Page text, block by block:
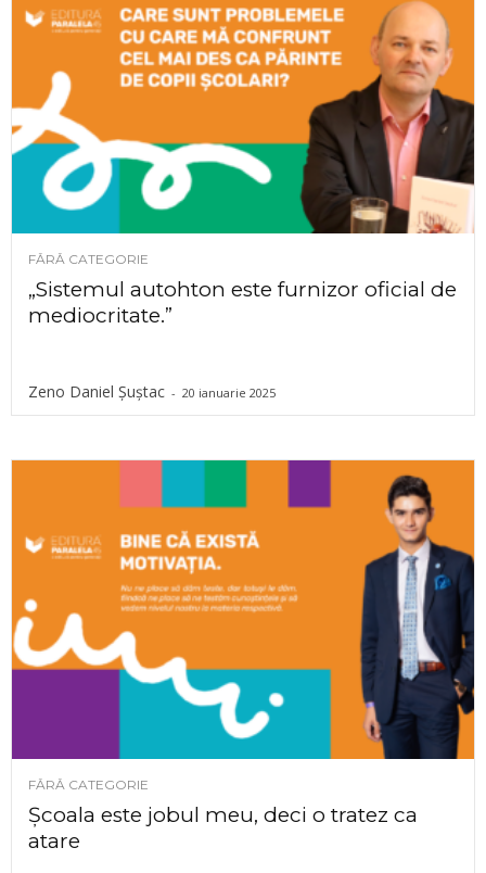
FĂRĂ CATEGORIE
„Sistemul autohton este furnizor oficial de
mediocritate.”
Zeno Daniel Șuștac - 20 ianuarie 2025
FĂRĂ CATEGORIE
Școala este jobul meu, deci o tratez ca
atare